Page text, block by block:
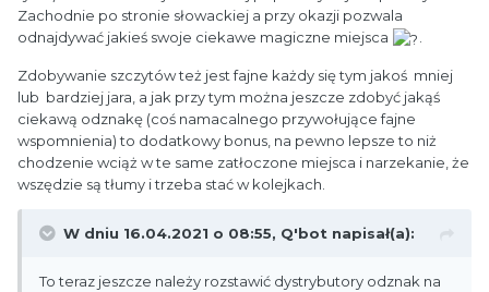
Zachodnie po stronie słowackiej a przy okazji pozwala
odnajdywać jakieś swoje ciekawe magiczne miejsca
.
Zdobywanie szczytów też jest fajne każdy się tym jakoś mniej
lub bardziej jara, a jak przy tym można jeszcze zdobyć jakąś
ciekawą odznakę (coś namacalnego przywołujące fajne
wspomnienia) to dodatkowy bonus, na pewno lepsze to niż
chodzenie wciąż w te same zatłoczone miejsca i narzekanie, że
wszędzie są tłumy i trzeba stać w kolejkach.
W dniu 16.04.2021 o 08:55, Q'bot napisał(a):
To teraz jeszcze należy rozstawić dystrybutory odznak na